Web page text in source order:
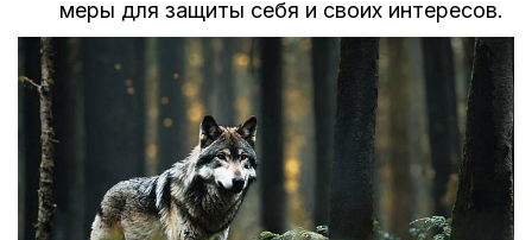
меры для защиты себя и своих интересов.